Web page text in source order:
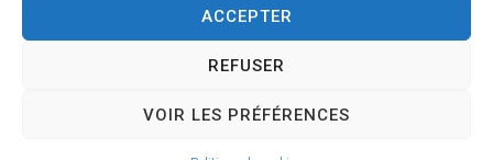
ACCEPTER
REFUSER
VOIR LES PRÉFÉRENCES